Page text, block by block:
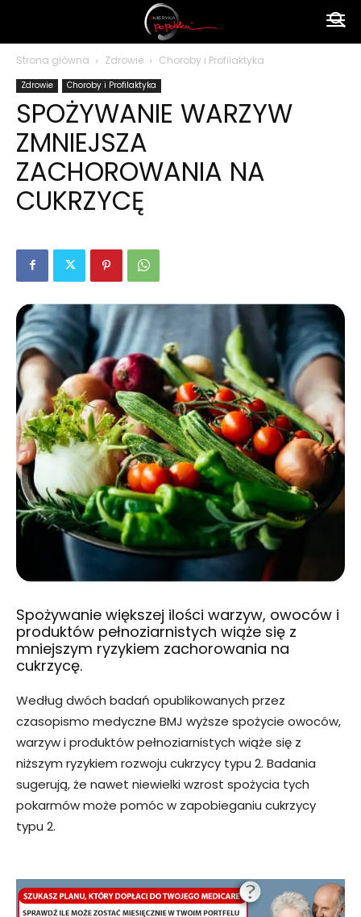
polsku
Strona główna Zdrowie Choroby i Profilaktyka
Zdrowie Choroby i Profilaktyka
SPOŻYWANIE WARZYW
ZMNIEJSZA
ZACHOROWANIA NA
CUKRZYCĘ
Spożywanie większej ilości warzyw, owoców i
produktów pełnoziarnistych wiąże się z
mniejszym ryzykiem zachorowania na
cukrzycę.
Według dwóch badań opublikowanych przez
czasopismo medyczne BMJ wyższe spożycie owoców,
warzyw i produktów pełnoziarnistych wiąże się z
niższym ryzykiem rozwoju cukrzycy typu 2. Badania
sugerują, że nawet niewielki wzrost spożycia tych
pokarmów może pomóc w zapobieganiu cukrzycy
typu 2.